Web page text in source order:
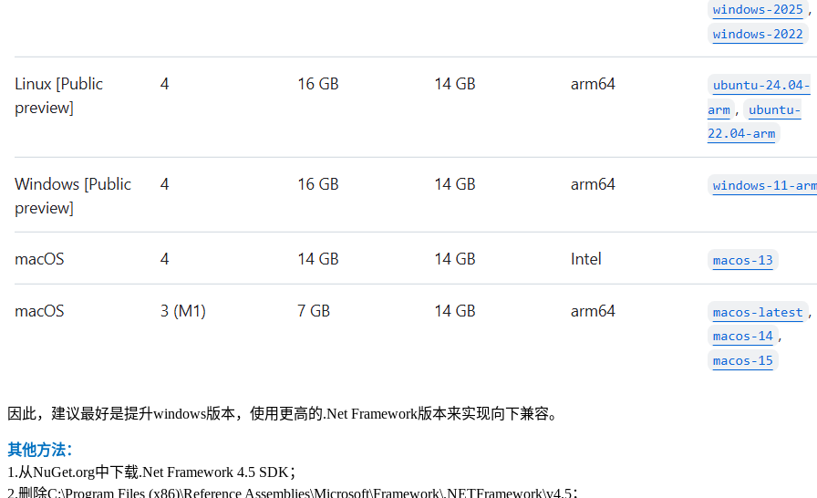
因此，建议最好是提升windows版本，使用更高的.Net Framework版本来实现向下兼容。
其他方法：
1.从NuGet.org中下载.Net Framework 4.5 SDK；
2.删除C:\Program Files (x86)\Reference Assemblies\Microsoft\Framework\.NETFramework\v4.5；